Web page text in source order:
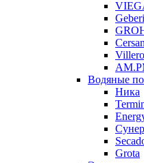
Водяные
Ника
Grota